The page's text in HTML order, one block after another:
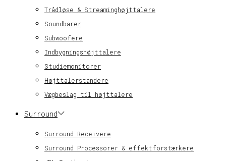
Trådløse & Streaminghøjttalere
Soundbarer
Subwoofere
Indbygningshøjttalere
Studiemonitorer
Højttalerstandere
Vægbeslag til højttalere
Surround
Surround Receivere
Surround Processorer & effektforstærkere